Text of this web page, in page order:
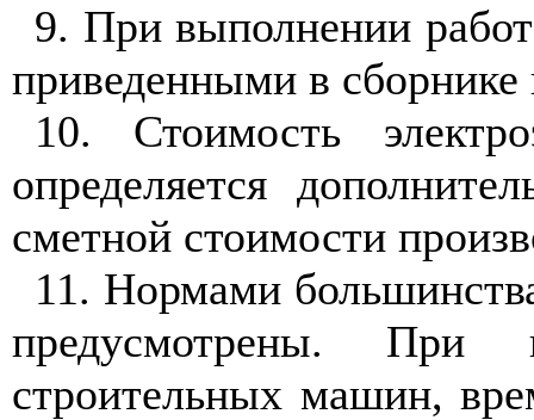
9. При выполнении
приведенными в сборнике
10. Стоимость
определяется
сметной стоимости
11. Нормами
предусмотрены. При
строительных машин,